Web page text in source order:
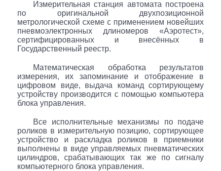
Измерительная станция автомата построена
по оригинальной двухпозиционной
метрологической схеме с применением новейших
пневмоэлектронных длиномеров «Аэротест»,
сертифицированных и внесённых в
Государственный реестр.
Математическая обработка результатов
измерения, их запоминание и отображение в
цифровом виде, выдача команд сортирующему
устройству производится с помощью компьютера
блока управления.
Все исполнительные механизмы по подаче
роликов в измерительную позицию, сортирующее
устройство и раскладка роликов в приемники
выполнены в виде управляемых пневматических
цилиндров, срабатывающих так же по сигналу
компьютерного блока управления.